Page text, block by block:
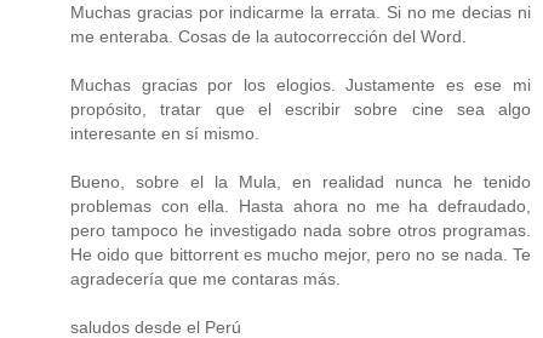
Muchas gracias por indicarme la errata. Si no me decias ni
me enteraba. Cosas de la autocorrección del Word.
Muchas gracias por los elogios. Justamente es ese mi
propósito, tratar que el escribir sobre cine sea algo
interesante en sí mismo.
Bueno, sobre el la Mula, en realidad nunca he tenido
problemas con ella. Hasta ahora no me ha defraudado,
pero tampoco he investigado nada sobre otros programas.
He oido que bittorrent es mucho mejor, pero no se nada. Te
agradecería que me contaras más.
saludos desde el Perú